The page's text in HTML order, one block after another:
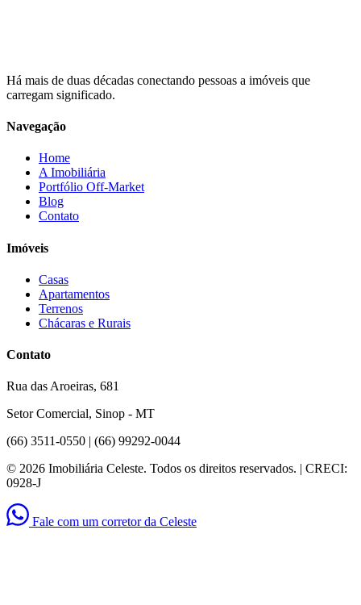
Há mais de duas décadas conectando pessoas a imóveis que
carregam significado.
Navegação
Home
A Imobiliária
Portfólio Off-Market
Blog
Contato
Imóveis
Casas
Apartamentos
Terrenos
Chácaras e Rurais
Contato
Rua das Aroeiras, 681
Setor Comercial, Sinop - MT
(66) 3511-0550 | (66) 99292-0044
© 2026 Imobiliária Celeste. Todos os direitos reservados. | CRECI:
0928-J
Fale com um corretor da Celeste